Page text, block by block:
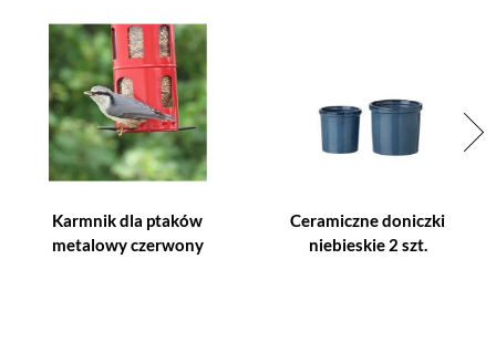
Karmnik dla ptaków
metalowy czerwony
Ceramiczne doniczki
niebieskie 2 szt.